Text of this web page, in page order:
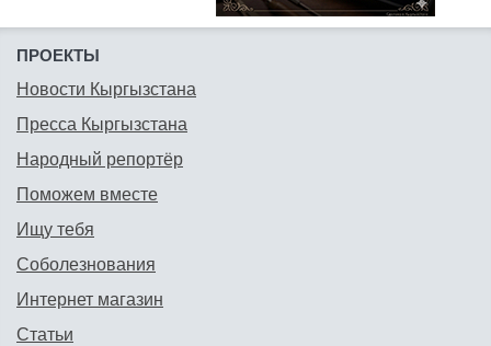
ПРОЕКТЫ
Новости Кыргызстана
Пресса Кыргызстана
Народный репортёр
Поможем вместе
Ищу тебя
Соболезнования
Интернет магазин
Статьи